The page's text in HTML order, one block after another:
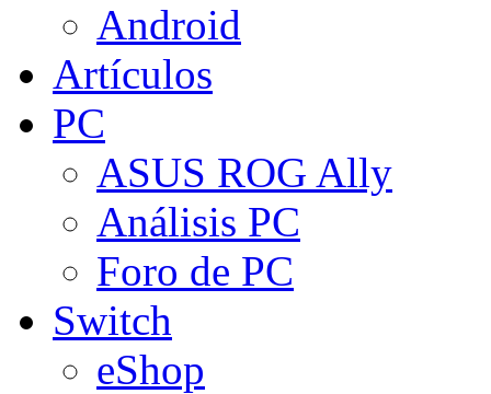
Android
Artículos
PC
ASUS ROG Ally
Análisis PC
Foro de PC
Switch
eShop